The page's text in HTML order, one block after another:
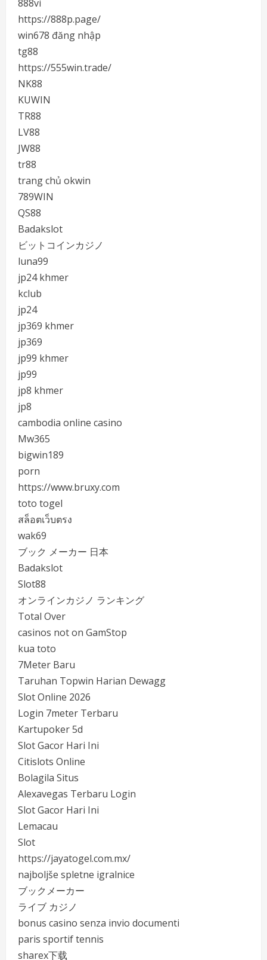
888vi
https://888p.page/
win678 đăng nhập
tg88
https://555win.trade/
NK88
KUWIN
TR88
LV88
JW88
tr88
trang chủ okwin
789WIN
QS88
Badakslot
ビットコインカジノ
luna99
jp24 khmer
kclub
jp24
jp369 khmer
jp369
jp99 khmer
jp99
jp8 khmer
jp8
cambodia online casino
Mw365
bigwin189
porn
https://www.bruxy.com
toto togel
สล็อตเว็บตรง
wak69
ブック メーカー 日本
Badakslot
Slot88
オンラインカジノ ランキング
Total Over
casinos not on GamStop
kua toto
7Meter Baru
Taruhan Topwin Harian Dewagg
Slot Online 2026
Login 7meter Terbaru
Kartupoker 5d
Slot Gacor Hari Ini
Citislots Online
Bolagila Situs
Alexavegas Terbaru Login
Slot Gacor Hari Ini
Lemacau
Slot
https://jayatogel.com.mx/
najboljše spletne igralnice
ブックメーカー
ライブ カジノ
bonus casino senza invio documenti
paris sportif tennis
sharex下载